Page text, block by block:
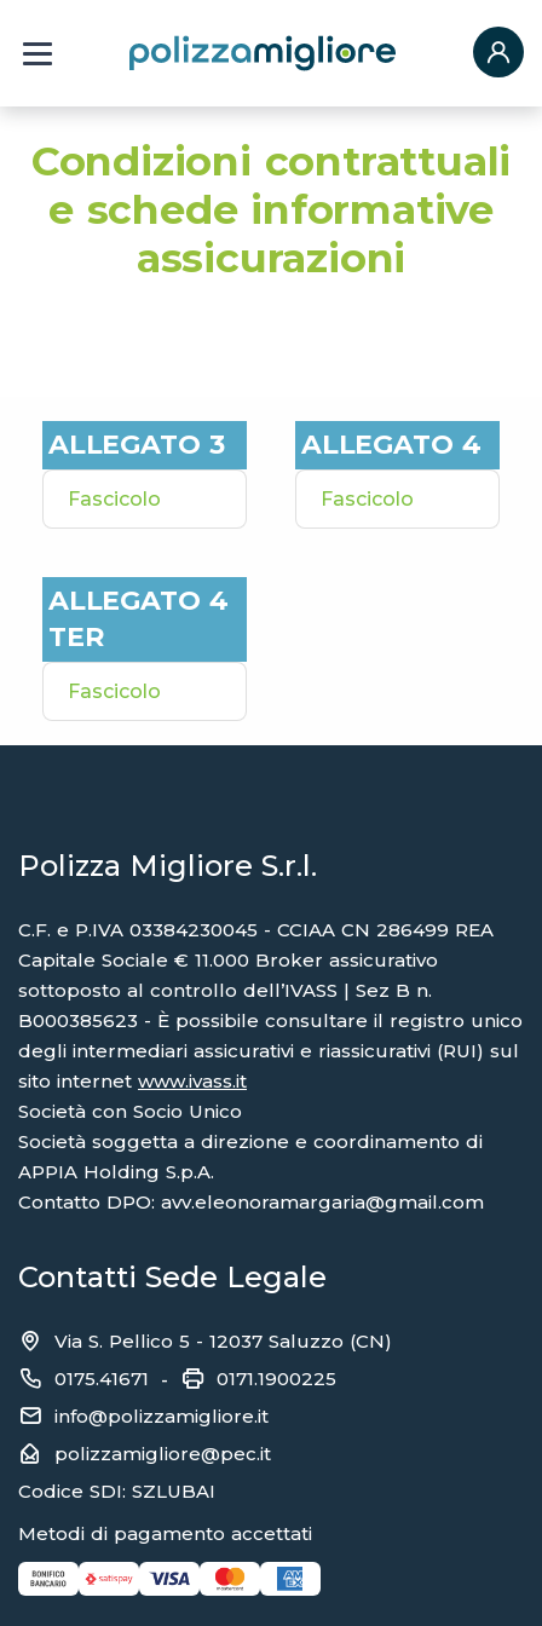
Condizioni contrattuali
e schede informative
assicurazioni
ALLEGATO 3
Fascicolo
ALLEGATO 4
Fascicolo
ALLEGATO 4
TER
Fascicolo
Polizza Migliore S.r.l.
C.F. e P.IVA 03384230045 - CCIAA CN 286499 REA
Capitale Sociale € 11.000 Broker assicurativo
sottoposto al controllo dell’IVASS | Sez B n.
B000385623 - È possibile consultare il registro unico
degli intermediari assicurativi e riassicurativi (RUI) sul
sito internet www.ivass.it
Società con Socio Unico
Società soggetta a direzione e coordinamento di
APPIA Holding S.p.A.
Contatto DPO: avv.eleonoramargaria@gmail.com
Contatti Sede Legale
Via S. Pellico 5 - 12037 Saluzzo (CN)
0175.41671 -
0171.1900225
info@polizzamigliore.it
polizzamigliore@pec.it
Codice SDI: SZLUBAI
Metodi di pagamento accettati